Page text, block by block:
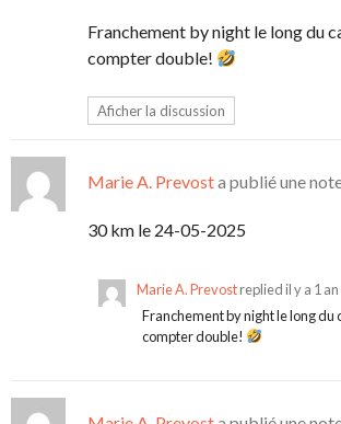
Franchement by night le long du
compter double!
Aficher la discussion
Marie A. Prevosta publié une
30 km le 24-05-2025
Marie A. Prevostrepliedil y a 1
Franchement by night le long du
compter double!